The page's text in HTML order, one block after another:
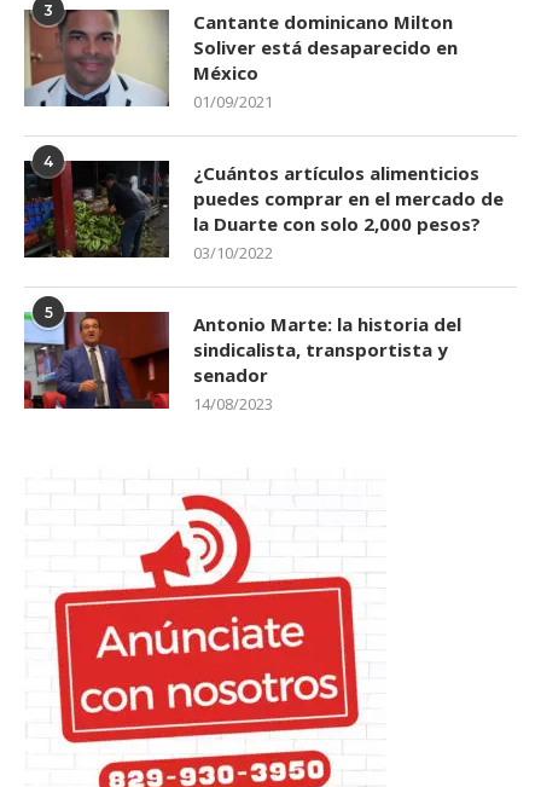
3
Cantante dominicano Milton
Soliver está desaparecido en
México
01/09/2021
4
¿Cuántos artículos alimenticios
puedes comprar en el mercado de
la Duarte con solo 2,000 pesos?
03/10/2022
5
Antonio Marte: la historia del
sindicalista, transportista y
senador
14/08/2023